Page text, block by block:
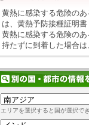
黄熱に感染する危険の
は、黄熱予防接種証明
黄熱に感染する危険の
持たずに到着した場合
エリアを選択すると国が選択で